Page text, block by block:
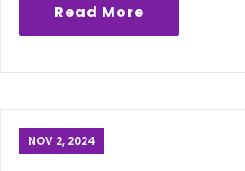
Read More
NOV 2, 2024